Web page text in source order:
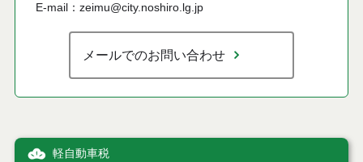
E-mail：zeimu@city.noshiro.lg.jp
メールでのお問い合わせ
軽自動車税